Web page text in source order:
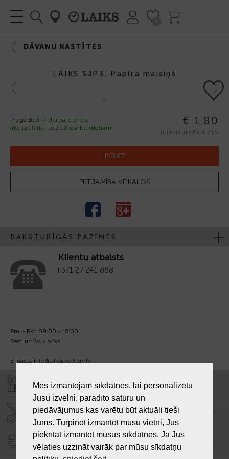
DĀVANU KASTĪTES
LAIKS SJP3, Papīra maisiņš
Previous Next
Piegāde:5-7 darba dienās,
akcijas laikā līdz 10 darba dienām
€ 1.80
ir iekļauts PVN 21%
PIRKT
PIEEJAMĪBA VEIKALOS
RAKSTURĪGĀS PAZĪMES
Klientu atbalsts
+371 27 241 888
Pm. - Pkt. 09:00 - 18:00
Sest. un Sv. - brīvs.
E-pasts: info@laiksjewellery.lv
VEIKALI "LAIKS"
SERVISA CENTRS "LAIKS"
PIEGĀDE
Mēs izmantojam sīkdatnes, lai personalizētu
Jūsu izvēlni, parādīto saturu un
piedāvājumus kas varētu būt aktuāli tieši
Jums. Turpinot izmantot mūsu vietni, Jūs
piekrītat izmantot mūsus sīkdatnes. Ja Jūs
vēlaties uzzināt vairāk par mūsu sīkdatņu